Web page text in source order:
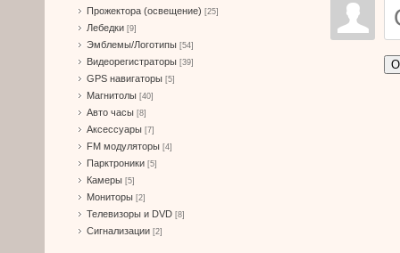
Прожектора (освещение) [25]
Лебедки [9]
Эмблемы/Логотипы [54]
Видеорегистраторы [39]
GPS навигаторы [5]
Магнитолы [40]
Авто часы [8]
Аксессуары [7]
FM модуляторы [4]
Парктроники [5]
Камеры [5]
Мониторы [2]
Телевизоры и DVD [8]
Сигнализации [2]